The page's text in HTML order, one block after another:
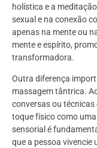
holística e a
sexual e na conexão
apenas na mente ou
mente e espírito,
transformadora.
Outra diferença
massagem tântrica.
conversas ou
toque físico como
sensorial é
que a pessoa